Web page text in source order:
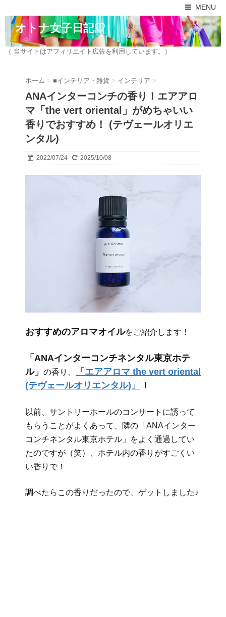
MENU
オトナ女子日記♡
（ 当サイトはアフィリエイト広告を利用しています。）
ホーム > ■インテリア・雑貨 > インテリア >
ANAインターコンチの香り！エアアロ
マ「the vert oriental」がめちゃいい
香りでおすすめ！ (テヴェールオリエ
ンタル)
2022/07/24 2025/10/08
おすすめのアロマオイルをご紹介します！
「ANAインターコンチネンタル東京ホテ
ル」 の香り、
「エアアロマ the vert oriental
(テヴェールオリエンタル)」
！
以前、サントリーホールのコンサートに誘って
もらうことがよくあって、隣の「ANAインター
コンチネンタル東京ホテル」をよく通過してい
たのですが（笑）、ホテル内の香りがすごくい
い香りで！
調べたらこの香りだったので、ゲットしました♪